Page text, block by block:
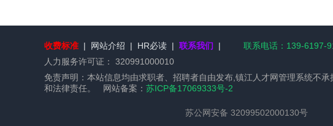
收费标准 | 网站介绍 | HR必读 | 联系我们 |
联系电话：139-6197-
人力服务许可证：
320991000010
免责声明：本站信息均由求职者、招聘者自由发布,镇江人才网管理系统不
和法律责任。 网站备案： 苏ICP备17069333号-2
苏公网安备 32099502000130号